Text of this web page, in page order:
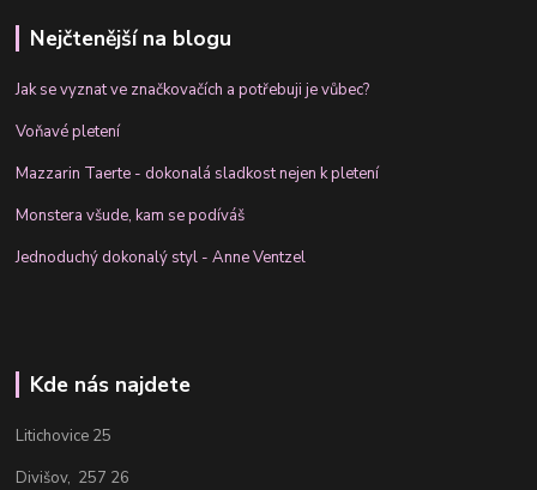
Nejčtenější na blogu
Jak se vyznat ve značkovačích a potřebuji je vůbec?
Voňavé pletení
Mazzarin Taerte - dokonalá sladkost nejen k pletení
Monstera všude, kam se podíváš
Jednoduchý dokonalý styl - Anne Ventzel
Kde nás najdete
Litichovice 25
Divišov, 257 26